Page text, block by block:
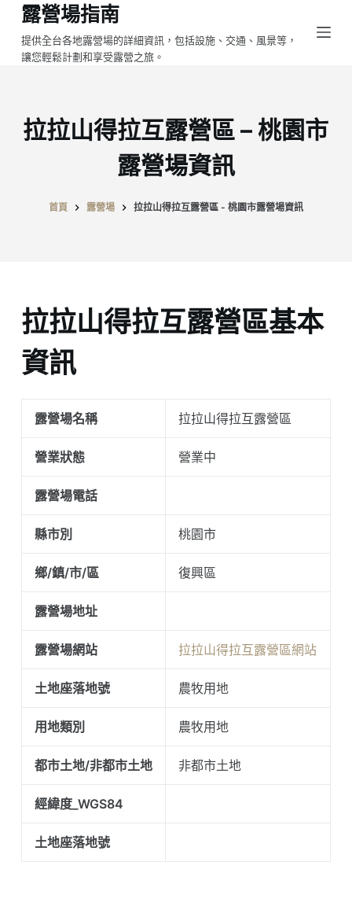
跳
至
主
容
露營場指南
提供全台各地露營場的詳細資訊，包括設施、交通、風景等，
讓您輕鬆計劃和享受露營之旅。
拉拉山得拉互露營區 – 桃園市
露營場資訊
首頁 露營場 拉拉山得拉互露營區 - 桃園市露營場資訊
拉拉山得拉互露營區基本
資訊
露營場名稱 拉拉山得拉互露營區
營業狀態 營業中
露營場電話
縣市別 桃園市
鄉/鎮/市/區 復興區
露營場地址
露營場網站 拉拉山得拉互露營區網站
土地座落地號 農牧用地
用地類別 農牧用地
都市土地/非都市土地 非都市土地
經緯度_WGS84
土地座落地號